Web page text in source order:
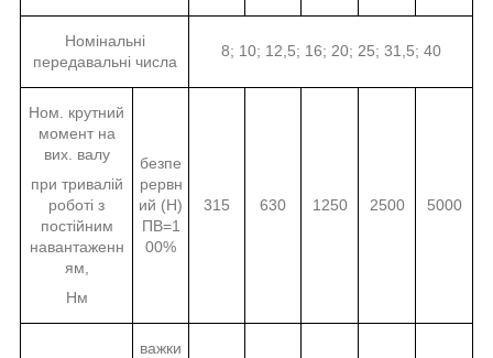
Номінальні
передавальні числа
8; 10; 12,5; 16; 20; 25; 31,5; 40
Ном. крутний
момент на
вих. валу
при тривалій
роботі з
постійним
навантаженн
ям,
Нм
безпе
рервн
ий (Н)
ПВ=1
00%
315 630 1250 2500 5000
важки